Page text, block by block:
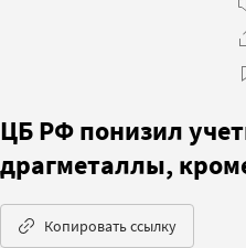
ЦБ РФ понизил
драгметаллы,
Копировать ссылку